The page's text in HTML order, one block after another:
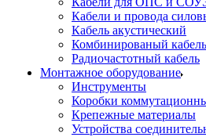
Кабели и провода
Кабель акустический
Комбинированый кабель
Радиочастотный кабель
Монтажное оборудование
Инструменты
Коробки
Крепежные материалы
Устройства